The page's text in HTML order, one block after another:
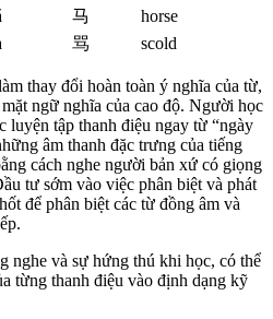
马
horse
骂 scold
thay đổi hoàn toàn ý nghĩa của từ,
ngữ nghĩa của cao độ. Người học
luyện tập thanh điệu ngay từ “ngày
âm thanh đặc trưng của tiếng
cách nghe người bản xứ có giọng
tư sớm vào việc phân biệt và phát
để phân biệt các từ đồng âm và
nghe và sự hứng thú khi học, có thể
từng thanh điệu vào định dạng kỹ